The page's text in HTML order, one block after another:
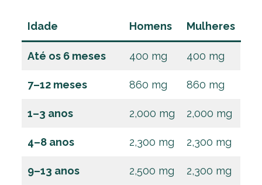
Idade Homens Mulheres
Até os 6 meses 400 mg 400 mg
7–12 meses 860 mg 860 mg
1–3 anos 2,000 mg 2,000 mg
4–8 anos 2,300 mg 2,300 mg
9–13 anos 2,500 mg 2,300 mg